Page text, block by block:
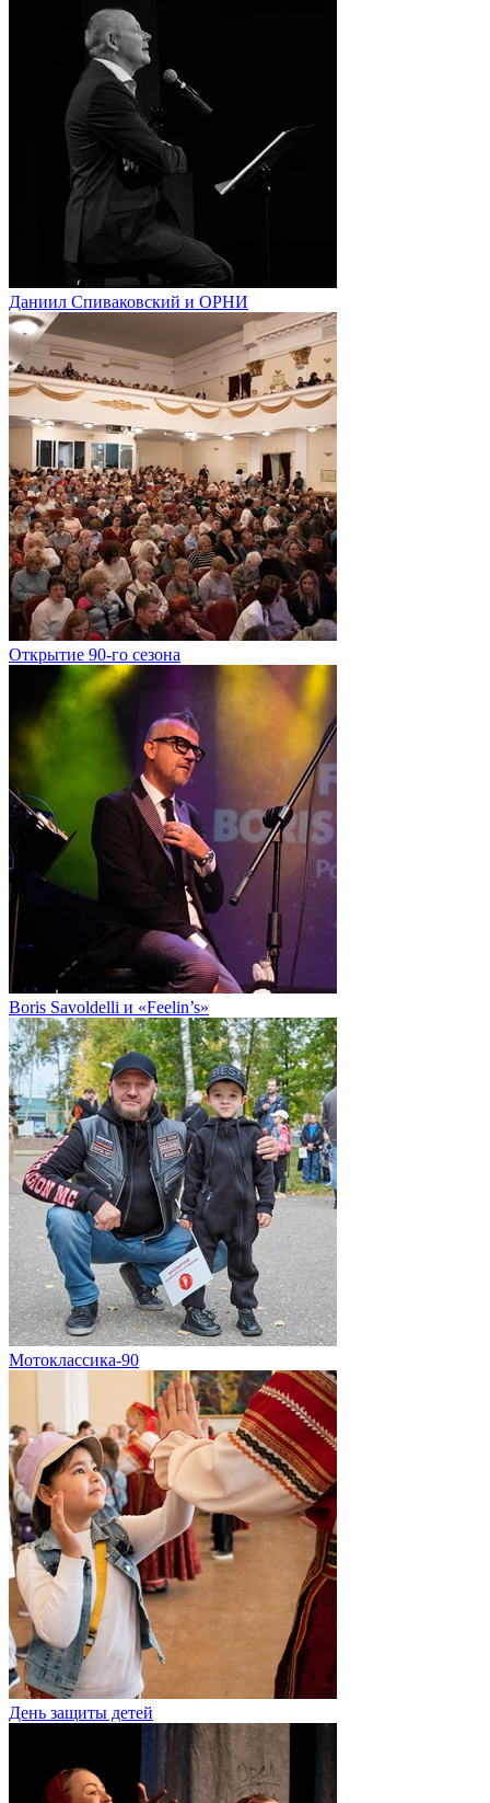
Даниил Спиваковский и ОРНИ
Открытие 90-го сезона
Boris Savoldelli и «Feelin’s»
Мотоклассика-90
День защиты детей